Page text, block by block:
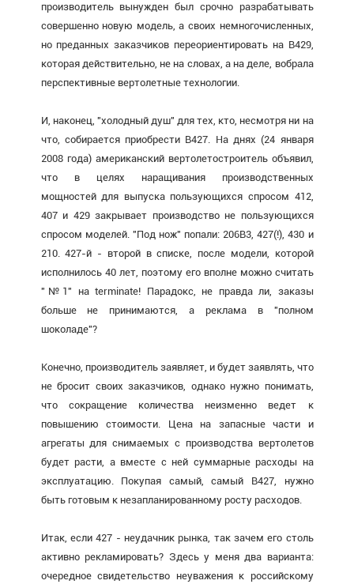
производитель вынужден был срочно разрабатывать
совершенно новую модель, а своих немногочисленных,
но преданных заказчиков переориентировать на В429,
которая действительно, не на словах, а на деле, вобрала
перспективные вертолетные технологии.
И, наконец, "холодный душ" для тех, кто, несмотря ни на
что, собирается приобрести В427. На днях (24 января
2008 года) американский вертолетостроитель объявил,
что в целях наращивания производственных
мощностей для выпуска пользующихся спросом 412,
407 и 429 закрывает производство не пользующихся
спросом моделей. "Под нож" попали: 206В3, 427(!), 430 и
210. 427-й - второй в списке, после модели, которой
исполнилось 40 лет, поэтому его вполне можно считать
"№1" на terminate! Парадокс, не правда ли, заказы
больше не принимаются, а реклама в "полном
шоколаде"?
Конечно, производитель заявляет, и будет заявлять, что
не бросит своих заказчиков, однако нужно понимать,
что сокращение количества неизменно ведет к
повышению стоимости. Цена на запасные части и
агрегаты для снимаемых с производства вертолетов
будет расти, а вместе с ней суммарные расходы на
эксплуатацию. Покупая самый, самый В427, нужно
быть готовым к незапланированному росту расходов.
Итак, если 427 - неудачник рынка, так зачем его столь
активно рекламировать? Здесь у меня два варианта:
очередное свидетельство неуважения к российскому